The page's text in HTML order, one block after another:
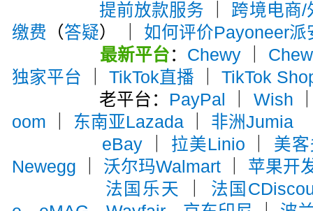
提前放款服务
跨境电商/
缴费 （答疑） ｜ 如何评价Payoneer派
最新平台： Chewy｜
独家平台 ｜TikTok直播 ｜TikTok
老平台： PayPal Wish
oom
东南亚Lazada
非洲Jumia
eBay｜ 拉美Linio
美
Newegg
沃尔玛Walmart
苹果开
法国乐天
法国